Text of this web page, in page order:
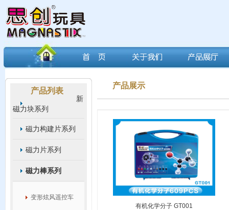
产品列表
新
磁力块系列
磁力构建片系列
磁力片系列
磁力棒系列
变形炫风遥控车
产品展示
有机化学分子 GT001